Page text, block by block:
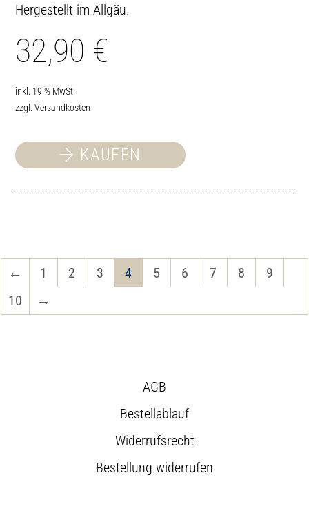
Hergestellt im Allgäu.
32,90 €
inkl. 19 % MwSt.
zzgl.Versandkosten
KAUFEN
← 1 2 3 4 5 6 7 8
9
10
→
AGB
Bestellablauf
Widerrufsrecht
Bestellung widerrufen